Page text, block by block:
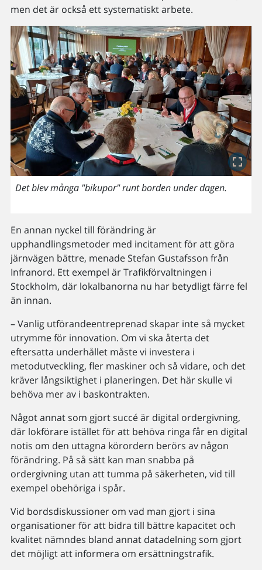
men det är också ett systematiskt arbete.
Det blev många "bikupor" runt borden under dagen.
En annan nyckel till förändring är
upphandlingsmetoder med incitament för att göra
järnvägen bättre, menade Stefan Gustafsson från
Infranord. Ett exempel är Trafikförvaltningen i
Stockholm, där lokalbanorna nu har betydligt färre fel
än innan.
– Vanlig utförandeentreprenad skapar inte så mycket
utrymme för innovation. Om vi ska återta det
eftersatta underhållet måste vi investera i
metodutveckling, fler maskiner och så vidare, och det
kräver långsiktighet i planeringen. Det här skulle vi
behöva mer av i baskontrakten.
Något annat som gjort succé är digital ordergivning,
där lokförare istället för att behöva ringa får en digital
notis om den uttagna körordern berörs av någon
förändring. På så sätt kan man snabba på
ordergivning utan att tumma på säkerheten, vid till
exempel obehöriga i spår.
Vid bordsdiskussioner om vad man gjort i sina
organisationer för att bidra till bättre kapacitet och
kvalitet nämndes bland annat datadelning som gjort
det möjligt att informera om ersättningstrafik.